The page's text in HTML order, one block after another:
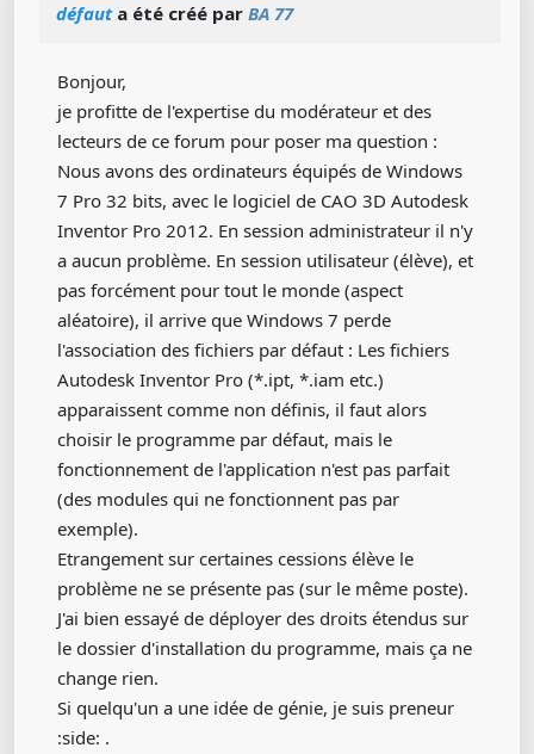
défauta été créé par BA 77
Bonjour,
je profitte de l'expertise du modérateur et des
lecteurs de ce forum pour poser ma question :
Nous avons des ordinateurs équipés de Windows
7 Pro 32 bits, avec le logiciel de CAO 3D Autodesk
Inventor Pro 2012. En session administrateur il n'y
a aucun problème. En session utilisateur (élève), et
pas forcément pour tout le monde (aspect
aléatoire), il arrive que Windows 7 perde
l'association des fichiers par défaut : Les fichiers
Autodesk Inventor Pro (*.ipt, *.iam etc.)
apparaissent comme non définis, il faut alors
choisir le programme par défaut, mais le
fonctionnement de l'application n'est pas parfait
(des modules qui ne fonctionnent pas par
exemple).
Etrangement sur certaines cessions élève le
problème ne se présente pas (sur le même poste).
J'ai bien essayé de déployer des droits étendus sur
le dossier d'installation du programme, mais ça ne
change rien.
Si quelqu'un a une idée de génie, je suis preneur
:side: .